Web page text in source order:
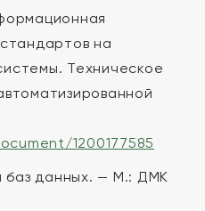
на
Техническое
1200177585
баз данных. — М.: ДМК